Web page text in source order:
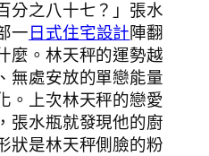
分之八十七？」張水
一 日式住宅設計陣翻
麼。林天秤的運勢越
無處安放的單戀能量
。上次林天秤的戀愛
張水瓶就發現他的廚
狀是林天秤側臉的粉